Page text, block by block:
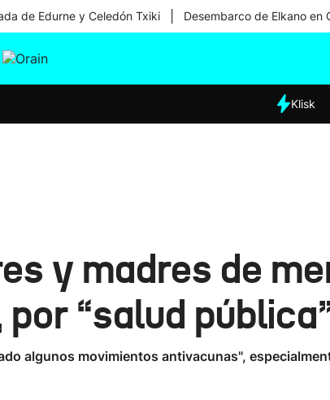
de Edurne y Celedón Txiki Desembarco de Elkano en
Klisk
y madres de
“salud
algunos movimientos antivacunas",